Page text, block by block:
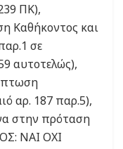
ΠΚ),
Καθήκοντος και
σε
αυτοτελώς),
αρ. 187 παρ.5),
στην πρόταση
ΝΑΙ ΟΧΙ